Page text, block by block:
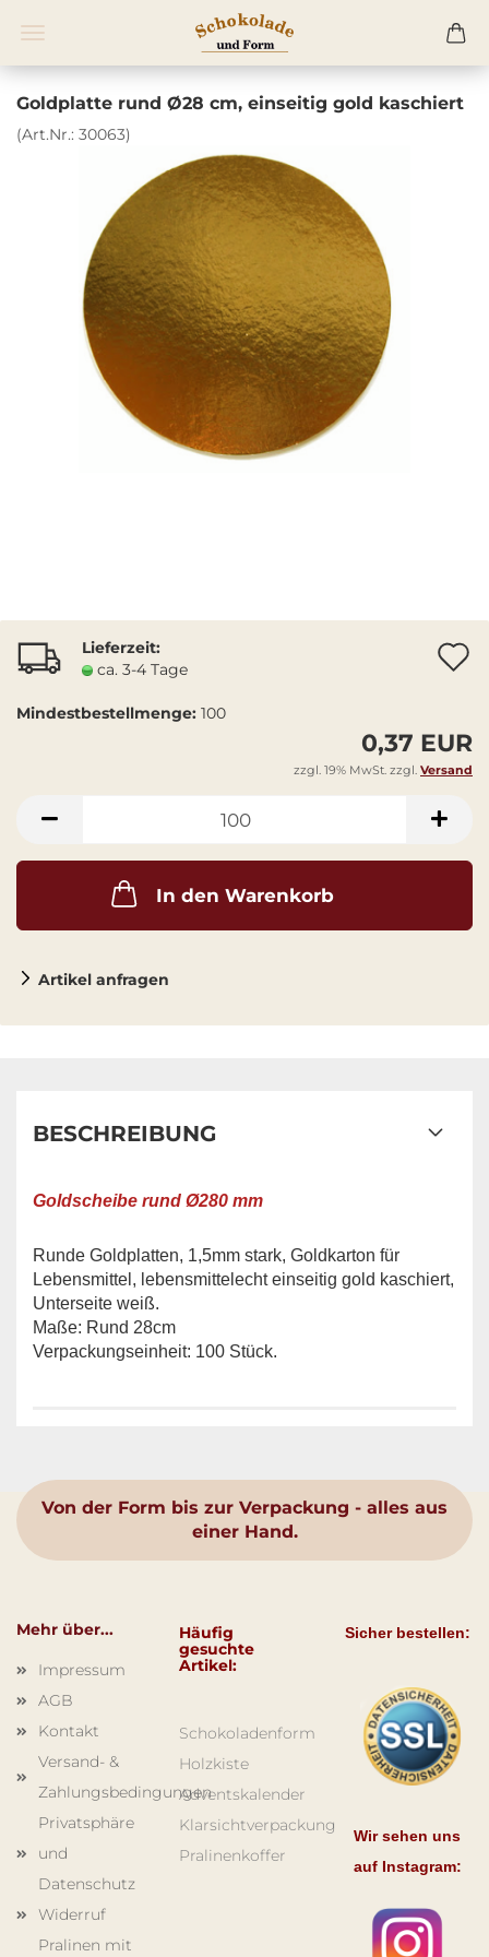
Goldplatte rund Ø28 cm, einseitig gold kaschiert
(Art.Nr.: 30063)
Lieferzeit:
ca. 3-4 Tage
Mindestbestellmenge: 100
0,37 EUR
zzgl. 19% MwSt. zzgl. Versand
In den Warenkorb
Artikel anfragen
BESCHREIBUNG
Goldscheibe rund Ø280 mm
Runde Goldplatten, 1,5mm stark, Goldkarton für
Lebensmittel, lebensmittelecht einseitig gold kaschiert,
Unterseite weiß.
Maße: Rund 28cm
Verpackungseinheit: 100 Stück.
Von der Form bis zur Verpackung - alles aus
einer Hand.
Mehr über...
Impressum
AGB
Kontakt
Versand- &
Zahlungsbedingungen
Privatsphäre
und
Datenschutz
Widerruf
Pralinen mit
Häufig
gesuchte
Artikel:
Schokoladenform
Holzkiste
Adventskalender
Klarsichtverpackung
Pralinenkoffer
Sicher bestellen:
Wir sehen uns
auf Instagram: